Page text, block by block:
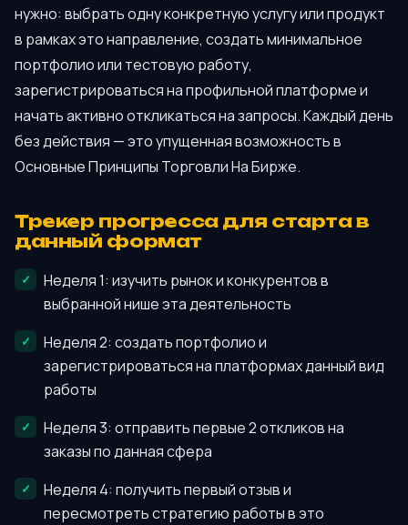
нужно: выбрать одну конкретную услугу или продукт
в рамках это направление, создать минимальное
портфолио или тестовую работу,
зарегистрироваться на профильной платформе и
начать активно откликаться на запросы. Каждый день
без действия — это упущенная возможность в
Основные Принципы Торговли На Бирже.
Трекер прогресса для старта в
данный формат
Неделя 1: изучить рынок и конкурентов в
выбранной нише эта деятельность
Неделя 2: создать портфолио и
зарегистрироваться на платформах данный вид
работы
Неделя 3: отправить первые 2 откликов на
заказы по данная сфера
Неделя 4: получить первый отзыв и
пересмотреть стратегию работы в это